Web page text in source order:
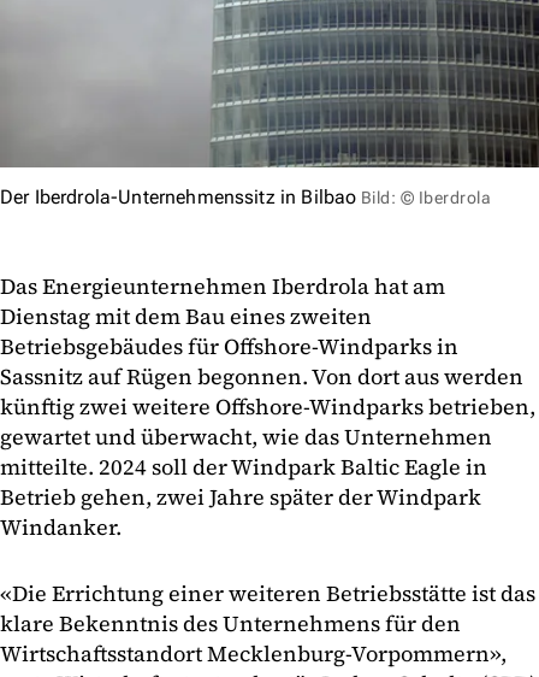
Der Iberdrola-Unternehmenssitz in Bilbao Bild: © Iberdrola
Das Energieunternehmen Iberdrola hat am
Dienstag mit dem Bau eines zweiten
Betriebsgebäudes für Offshore-Windparks in
Sassnitz auf Rügen begonnen. Von dort aus werden
künftig zwei weitere Offshore-Windparks betrieben,
gewartet und überwacht, wie das Unternehmen
mitteilte. 2024 soll der Windpark Baltic Eagle in
Betrieb gehen, zwei Jahre später der Windpark
Windanker.
«Die Errichtung einer weiteren Betriebsstätte ist das
klare Bekenntnis des Unternehmens für den
Wirtschaftsstandort Mecklenburg-Vorpommern»,